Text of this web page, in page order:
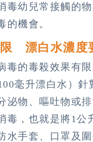
毒幼兒常接觸的
的機會。
漂白水濃度
毒的毒殺效果有
毫升漂白水）
泌物、嘔吐物或
毒，也就是將1公
水手套、口罩及